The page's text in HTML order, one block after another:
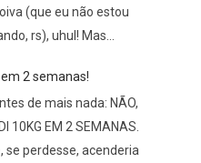
(que eu não estou
rs), uhul! Mas...
2 semanas!
de mais nada: NÃO,
10KG EM 2 SEMANAS.
se perdesse, acenderia